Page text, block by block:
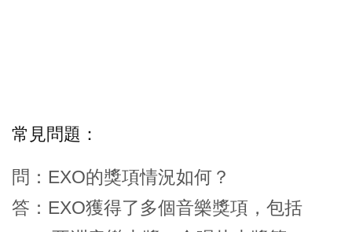
常見問題：
問：EXO的獎項情況如何？
答：EXO獲得了多個音樂獎項，包括